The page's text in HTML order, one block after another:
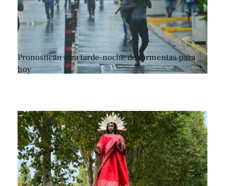
Pronostican otra tarde-noche de tormentas para
hoy